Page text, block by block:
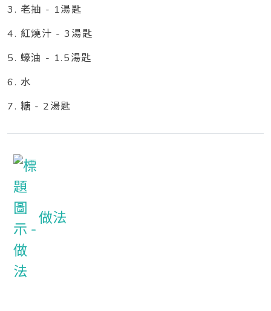
3. 老抽 - 1湯匙
4. 紅燒汁 - 3湯匙
5. 蠔油 - 1.5湯匙
6. 水
7. 糖 - 2湯匙
做法